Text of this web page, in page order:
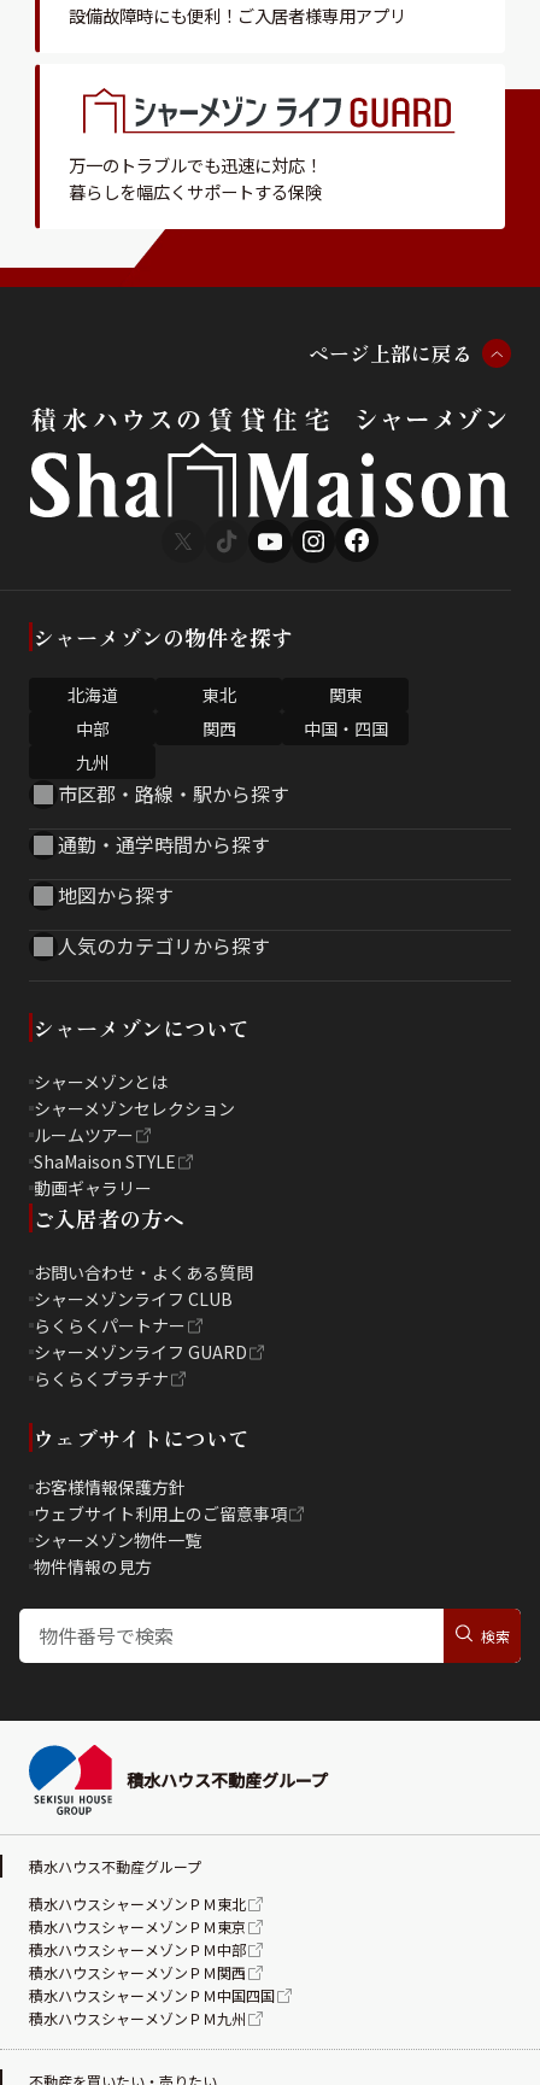
設備故障時にも便利！ ご入居者様専用アプリ
万一のトラブルでも迅速に対応！
暮らしを幅広くサポートする保険
ページ 上部に戻る
シャーメゾンの物件を探す
北海道 東北
関東
中部
関西
中国・四国
九州
市区郡・路線・駅から探す
通勤・通学時間から探す
地図から探す
人気のカテゴリから探す
シャーメゾンについて
シャーメゾンとは
シャーメゾンセレクション
ルームツアー
ShaMaison STYLE
動画ギャラリー
ご入居者の方へ
お問い合わせ・よくある質問
シャーメゾンライフ CLUB
らくらくパートナー
シャーメゾンライフ GUARD
らくらくプラチナ
ウェブサイトについて
お客様情報保護方針
ウェブサイト利用上のご留意事項
シャーメゾン物件一覧
物件情報の見方
積水ハウス不動産グループ
積水ハウス不動産グループ
積水ハウスシャーメゾンＰＭ東北
積水ハウスシャーメゾンＰＭ東京
積水ハウスシャーメゾンＰＭ中部
積水ハウスシャーメゾンＰＭ関西
積水ハウスシャーメゾンＰＭ中国四国
積水ハウスシャーメゾンＰＭ九州